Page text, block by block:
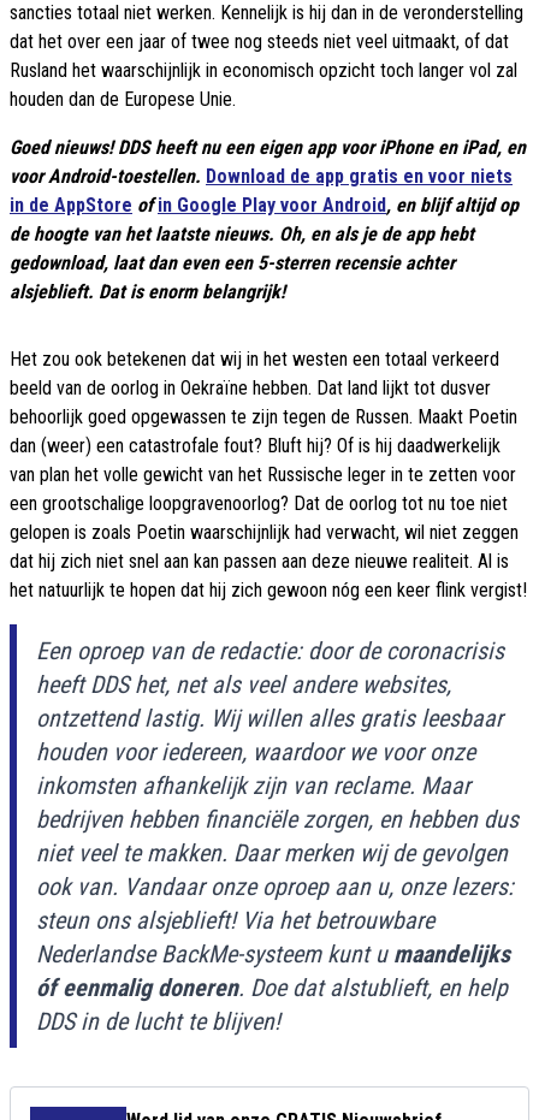
sancties totaal niet werken. Kennelijk is hij dan in de veronderstelling
dat het over een jaar of twee nog steeds niet veel uitmaakt, of dat
Rusland het waarschijnlijk in economisch opzicht toch langer vol zal
houden dan de Europese Unie.
Goed nieuws! DDS heeft nu een eigen app voor iPhone en iPad, en
voor Android-toestellen. Download de app gratis en voor niets
in de AppStore ofin Google Play voor Android, en blijf altijd op
de hoogte van het laatste nieuws. Oh, en als je de app hebt
gedownload, laat dan even een 5-sterren recensie achter
alsjeblieft. Dat is enorm belangrijk!
Het zou ook betekenen dat wij in het westen een totaal verkeerd
beeld van de oorlog in Oekraïne hebben. Dat land lijkt tot dusver
behoorlijk goed opgewassen te zijn tegen de Russen. Maakt Poetin
dan (weer) een catastrofale fout? Bluft hij? Of is hij daadwerkelijk
van plan het volle gewicht van het Russische leger in te zetten voor
een grootschalige loopgravenoorlog? Dat de oorlog tot nu toe niet
gelopen is zoals Poetin waarschijnlijk had verwacht, wil niet zeggen
dat hij zich niet snel aan kan passen aan deze nieuwe realiteit. Al is
het natuurlijk te hopen dat hij zich gewoon nóg een keer flink vergist!
Een oproep van de redactie: door de coronacrisis
heeft DDS het, net als veel andere websites,
ontzettend lastig. Wij willen alles gratis leesbaar
houden voor iedereen, waardoor we voor onze
inkomsten afhankelijk zijn van reclame. Maar
bedrijven hebben financiële zorgen, en hebben dus
niet veel te makken. Daar merken wij de gevolgen
ook van. Vandaar onze oproep aan u, onze lezers:
steun ons alsjeblieft! Via het betrouwbare
Nederlandse BackMe-systeem kunt u maandelijks
óf eenmalig doneren. Doe dat alstublieft, en help
DDS in de lucht te blijven!